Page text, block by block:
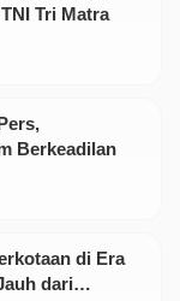
Tri Matra
Berkeadilan
di Era
dari